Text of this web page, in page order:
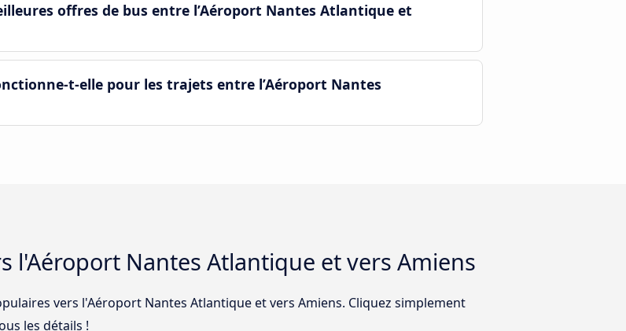
offres de bus entre l’Aéroport Nantes Atlantique et
t-elle pour les trajets entre l’Aéroport Nantes
l'Aéroport Nantes Atlantique et vers Amiens
vers l'Aéroport Nantes Atlantique et vers Amiens. Cliquez simplement
les détails !